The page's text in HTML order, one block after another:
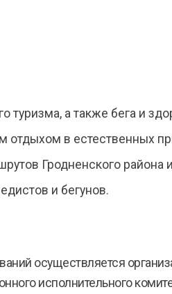
туризма, а также бега и
отдыхом в естественных
Гродненского района
и бегунов.
осуществляется
исполнительного